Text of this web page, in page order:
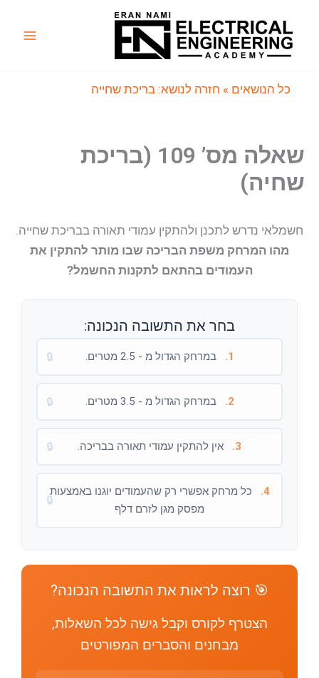
כל הנושאים » חזרה לנושא: בריכת שחייה
שאלה מס’ 109 (בריכת
שחיה)
חשמלאי נדרש לתכנן ולהתקין עמודי תאורה בבריכת שחייה.
מהו המרחק משפת הבריכה שבו מותר להתקין את
העמודים בהתאם לתקנות החשמל?
בחר את התשובה הנכונה:
1. במרחק הגדול מ - 2.5 מטרים. 🔒
2. במרחק הגדול מ - 3.5 מטרים. 🔒
3. אין להתקין עמודי תאורה בבריכה. 🔒
4.
כל מרחק אפשרי רק שהעמודים יוגנו באמצעות
מפסק מגן לזרם דלף
🔒
🎯 רוצה לראות את התשובה הנכונה?
הצטרף לקורס וקבל גישה לכל השאלות,
מבחנים והסברים המפורטים